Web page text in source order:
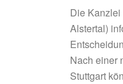
Die Kanzlei
Alstertal)
Nach einer
Stuttgart